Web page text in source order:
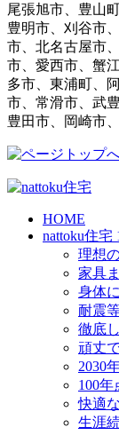
尾張旭市、豊山
豊明市、刈谷市
市、北名古屋市
市、愛西市、蟹
多市、東浦町、
市、常滑市、武
豊田市、岡崎市、
HOME
nattoku住宅
理想
家具
身体
耐震
徹底
頑丈
2030
100年
快適
生涯